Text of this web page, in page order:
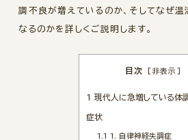
調不良が増えているのか、そしてなぜ
なるのかを詳しくご説明します。
目次 非表示
1 現代人に急増している体
症状
1.1 1. 自律神経失調症